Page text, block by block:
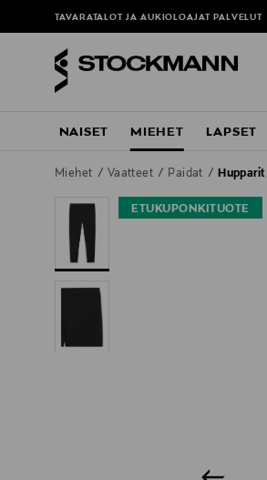
TAVARATALOT JA AUKIOLOAJAT PALVELUT
NAISET MIEHET LAPSET
Miehet Vaatteet Paidat
ETUKUPONKITUOTE